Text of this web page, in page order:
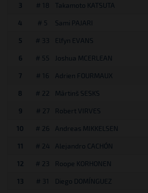
3 # 18 Takamoto KATSUTA
4 # 5 Sami PAJARI
5 # 33 Elfyn EVANS
6 # 55 Joshua MCERLEAN
7 # 16 Adrien FOURMAUX
8 # 22 Mārtinš SESKS
9 # 27 Robert VIRVES
10 # 26 Andreas MIKKELSEN
11 # 24 Alejandro CACHÓN
12 # 23 Roope KORHONEN
13 # 31 Diego DOMÍNGUEZ